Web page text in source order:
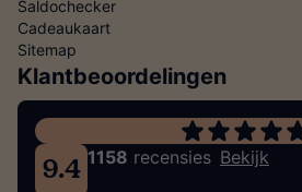
Saldochecker
Cadeaukaart
Sitemap
Klantbeoordelingen
9.4 1158 recensies Bekijk